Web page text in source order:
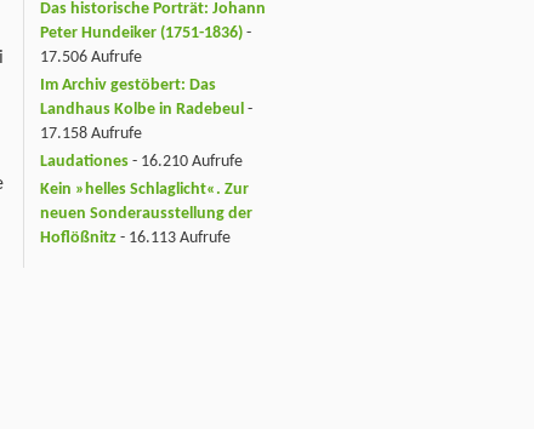
Das historische Porträt: Johann
Peter Hundeiker (1751-1836) -
17.506 Aufrufe
Im Archiv gestöbert: Das
Landhaus Kolbe in Radebeul -
17.158 Aufrufe
Laudationes - 16.210 Aufrufe
Kein »helles Schlaglicht«. Zur
neuen Sonderausstellung der
Hoflößnitz - 16.113 Aufrufe